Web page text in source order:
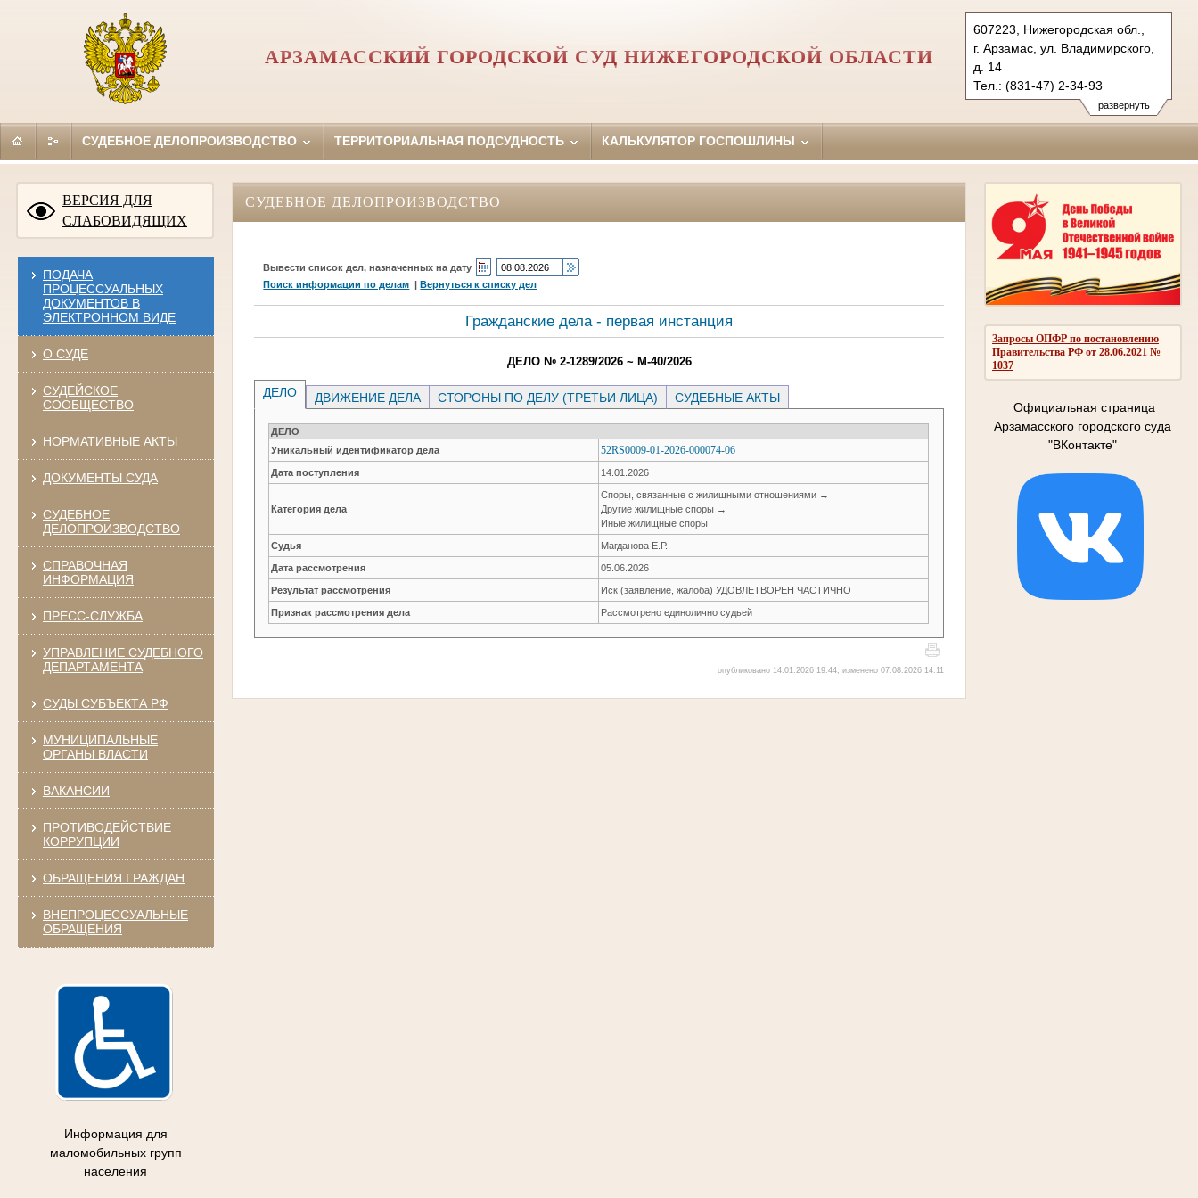
развернуть
607223, Нижегородская обл.,
г. Арзамас, ул. Владимирского,
д. 14
Тел.: (831-47) 2-34-93
arzamassky.nnov@sudrf.ru
АРЗАМАССКИЙ ГОРОДСКОЙ СУД НИЖЕГОРОДСКОЙ ОБЛАСТИ
СУДЕБНОЕ ДЕЛОПРОИЗВОДСТВО ТЕРРИТОРИАЛЬНАЯ ПОДСУДНОСТЬ КАЛЬКУЛЯТОР ГОСПОШЛИНЫ
ВЕРСИЯ ДЛЯ
СЛАБОВИДЯЩИХ
ПОДАЧА
ПРОЦЕССУАЛЬНЫХ
ДОКУМЕНТОВ В
ЭЛЕКТРОННОМ ВИДЕ
О СУДЕ
СУДЕЙСКОЕ
СООБЩЕСТВО
НОРМАТИВНЫЕ АКТЫ
ДОКУМЕНТЫ СУДА
СУДЕБНОЕ
ДЕЛОПРОИЗВОДСТВО
СПРАВОЧНАЯ
ИНФОРМАЦИЯ
ПРЕСС-СЛУЖБА
УПРАВЛЕНИЕ СУДЕБНОГО
ДЕПАРТАМЕНТА
СУДЫ СУБЪЕКТА РФ
МУНИЦИПАЛЬНЫЕ
ОРГАНЫ ВЛАСТИ
ВАКАНСИИ
ПРОТИВОДЕЙСТВИЕ
КОРРУПЦИИ
ОБРАЩЕНИЯ ГРАЖДАН
ВНЕПРОЦЕССУАЛЬНЫЕ
ОБРАЩЕНИЯ
Информация для
маломобильных групп
населения
Запросы ОПФР по постановлению
Правительства РФ от 28.06.2021 №
1037
Официальная страница
Арзамасского городского суда
"ВКонтакте"
СУДЕБНОЕ ДЕЛОПРОИЗВОДСТВО
Вывести список дел, назначенных на дату
Поиск информации по делам |Вернуться к списку дел
Гражданские дела - первая инстанция
ДЕЛО № 2-1289/2026 ~ М-40/2026
ДЕЛО ДВИЖЕНИЕ ДЕЛА СТОРОНЫ ПО ДЕЛУ (ТРЕТЬИ ЛИЦА) СУДЕБНЫЕ АКТЫ
ДЕЛО
Уникальный идентификатор дела
52RS0009-01-2026-000074-06
Дата поступления 14.01.2026
Категория дела
Споры, связанные с жилищными отношениями →
Другие жилищные споры →
Иные жилищные споры
Судья Магданова Е.Р.
Дата рассмотрения 05.06.2026
Результат рассмотрения Иск (заявление, жалоба) УДОВЛЕТВОРЕН ЧАСТИЧНО
Признак рассмотрения дела Рассмотрено единолично судьей
опубликовано 14.01.2026 19:44, изменено 07.08.2026 14:11